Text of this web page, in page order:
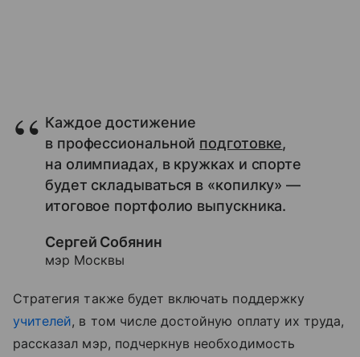
Каждое достижение
в профессиональной подготовке,
на олимпиадах, в кружках и спорте
будет складываться в «копилку» —
итоговое портфолио выпускника.
Сергей Собянин
мэр Москвы
Стратегия также будет включать поддержку
учителей, в том числе достойную оплату их труда,
рассказал мэр, подчеркнув необходимость